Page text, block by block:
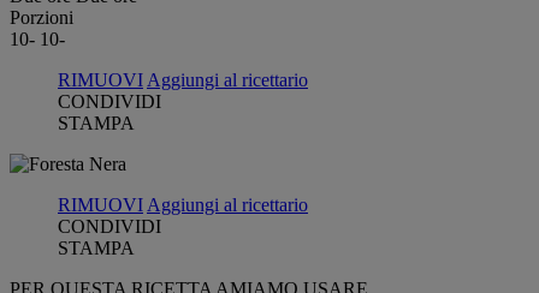
Porzioni
10- 10-
RIMUOVI Aggiungi al ricettario
CONDIVIDI
STAMPA
RIMUOVI Aggiungi al ricettario
CONDIVIDI
STAMPA
PER QUESTA RICETTA AMIAMO USARE